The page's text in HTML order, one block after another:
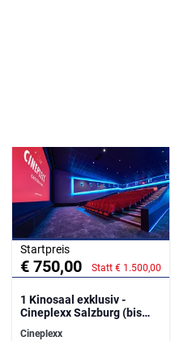
Startpreis
€ 750,00 Statt € 1.500,00
1 Kinosaal exklusiv -
Cineplexx Salzburg (bis
139 Personen)
Cineplexx